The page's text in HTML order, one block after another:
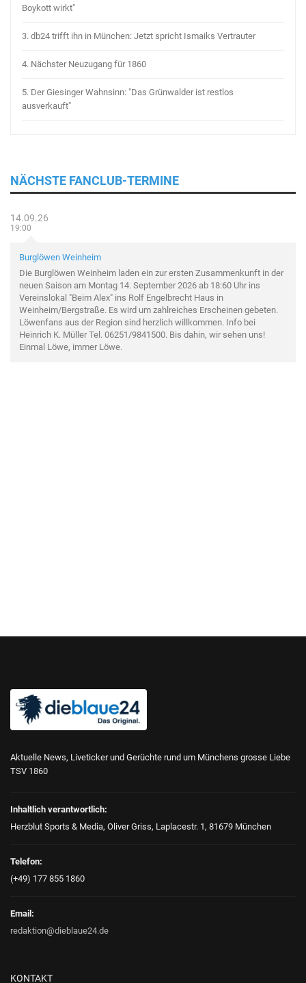
Boykott wirkt"
3. db24 trifft ihn in München: Jetzt spricht Ismaiks Vertrauter
4. Nächster Neuzugang für 1860
5. Der Giesinger Wahnsinn: "Das Grünwalder ist restlos
ausverkauft"
NÄCHSTE FANCLUB-TERMINE
14.09.26
19:00
Burglöwen Weinheim
Die Burglöwen Weinheim laden ein zur ersten Zusammenkunft in der
neuen Saison am Montag 14. September 2026 ab 18:60 Uhr ins
Vereinslokal "Beim Alex" ins Rolf Engelbrecht Haus in
Weinheim/Bergstraße. Es wird um zahlreiches Erscheinen gebeten.
Löwenfans aus der Region sind herzlich willkommen. Info bei
Heinrich K. Müller Tel. 06251/9841500. Bis dahin, wir sehen uns!
Einmal Löwe, immer Löwe.
Aktuelle News, Liveticker und Gerüchte rund um Münchens grosse Liebe
TSV 1860
Inhaltlich verantwortlich:
Herzblut Sports & Media, Oliver Griss, Laplacestr. 1, 81679 München
Telefon:
(+49) 177 855 1860
Email:
redaktion@dieblaue24.de
KONTAKT